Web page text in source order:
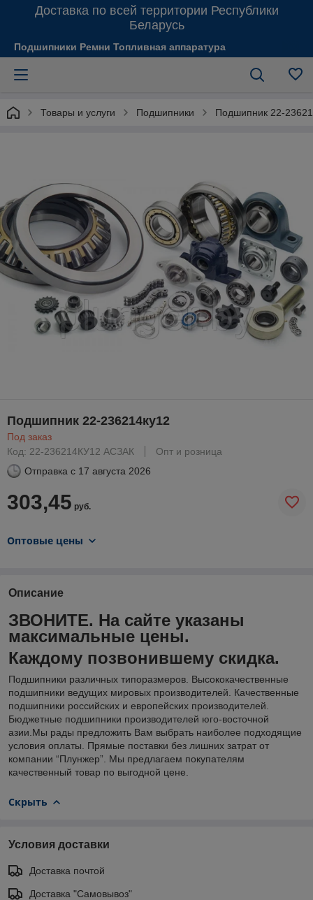
Доставка по всей территории Республики
Беларусь
Подшипники Ремни Топливная аппаратура
Товары и услуги Подшипники Подшипник 22-
Подшипник 22-236214ку12
Под заказ
Код: 22-236214КУ12 АСЗАК
Опт и розница
Отправка с 17 августа 2026
303,45 руб.
Оптовые цены
Описание
ЗВОНИТЕ. На сайте указаны
максимальные цены.
Каждому позвонившему скидка.
Подшипники различных типоразмеров. Высококачественные
подшипники ведущих мировых производителей. Качественные
подшипники российских и европейских производителей.
Бюджетные подшипники производителей юго-восточной
азии.Мы рады предложить Вам выбрать наиболее подходящие
условия оплаты. Прямые поставки без лишних затрат от
компании “Плунжер”. Мы предлагаем покупателям
качественный товар по выгодной цене.
Скрыть
Условия доставки
Доставка почтой
Доставка "Самовывоз"